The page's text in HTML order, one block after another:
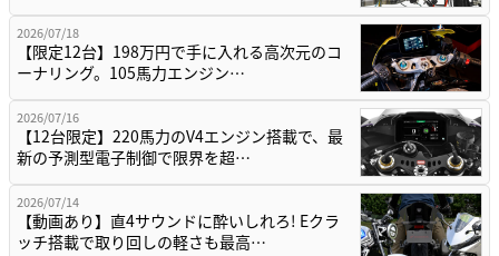
2026/07/18
【限定12台】198万円で手に入れる高次元のコ
ーナリング。105馬力エンジン…
2026/07/16
【12台限定】220馬力のV4エンジン搭載で、最
新の予測型電子制御で限界を超…
2026/07/14
【動画あり】直4サウンドに酔いしれろ! Eクラ
ッチ搭載で取り回しの軽さも最高…